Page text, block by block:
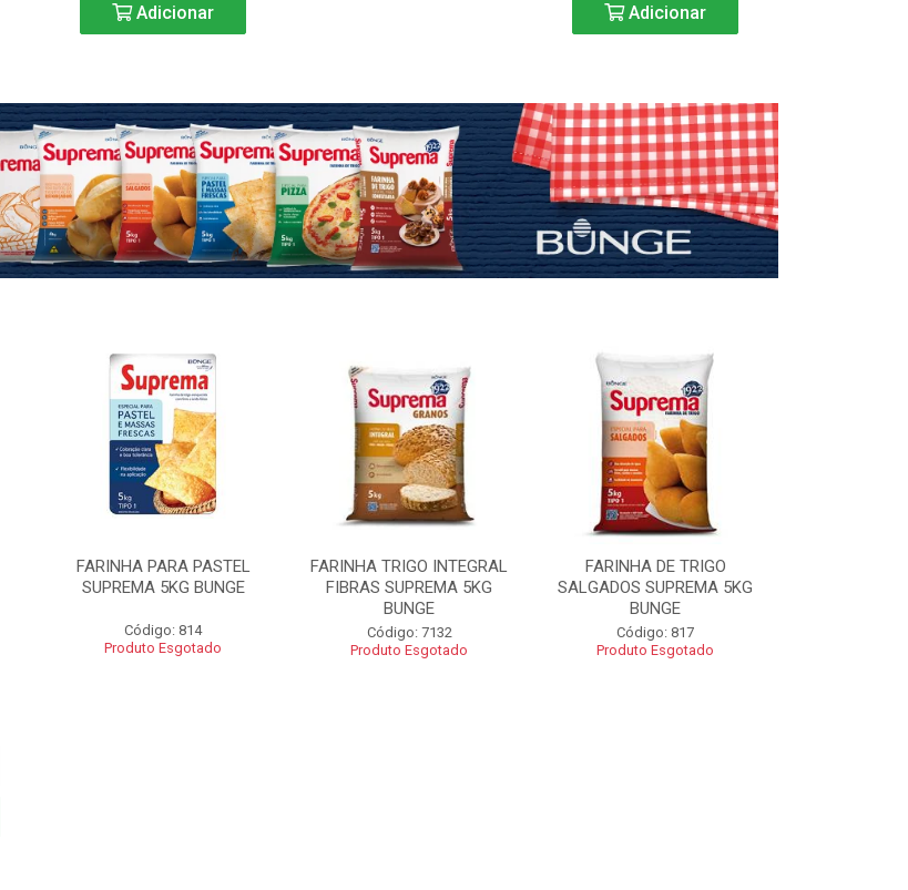
Adicionar Adicionar
FARINHA PARA PASTEL
SUPREMA 5KG BUNGE
Código: 814
Produto Esgotado
FARINHA TRIGO INTEGRAL
FIBRAS SUPREMA 5KG
BUNGE
Código: 7132
Produto Esgotado
FARINHA DE TRIGO
SALGADOS SUPREMA 5KG
BUNGE
Código: 817
Produto Esgotado